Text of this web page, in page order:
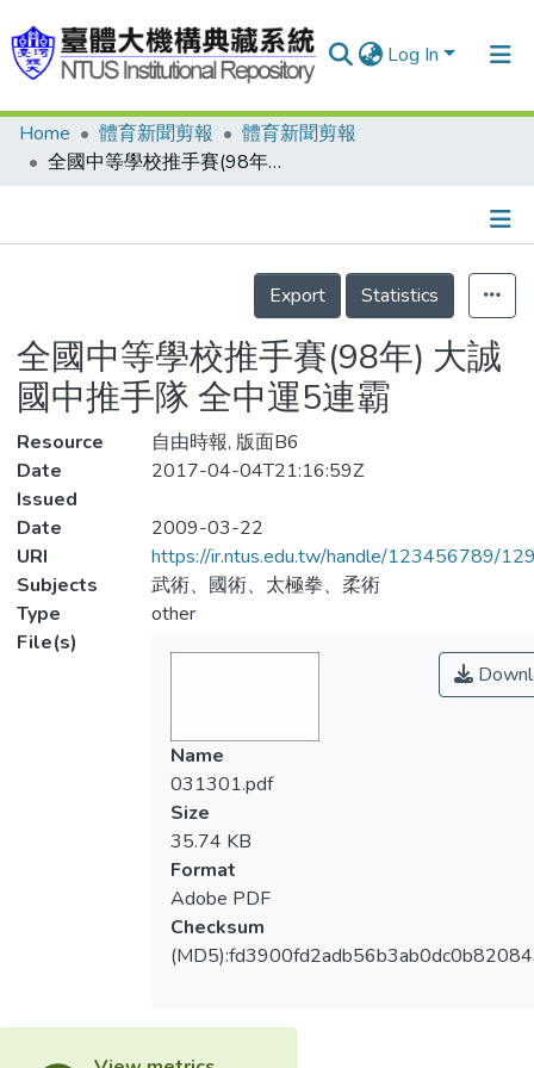
Log In
Communities & Collections
Statistics
Home 體育新聞剪報
體育新聞剪報
全國中等學校推手賽(98年) 大誠國中推手隊 全中運5連霸
Details
Export
Statistics
全國中等學校推手賽(98年) 大誠
國中推手隊 全中運5連霸
Resource
自由時報, 版面B6
Date
Issued
2017-04-04T21:16:59Z
Date
2009-03-22
URI
https://ir.ntus.edu.tw/handle/123456789/
Subjects
武術、國術、太極拳、柔術
Type
other
File(s)
Name
031301.pdf
Size
35.74 KB
Format
Adobe PDF
Checksum